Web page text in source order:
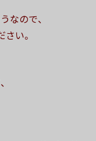
なので、
い。